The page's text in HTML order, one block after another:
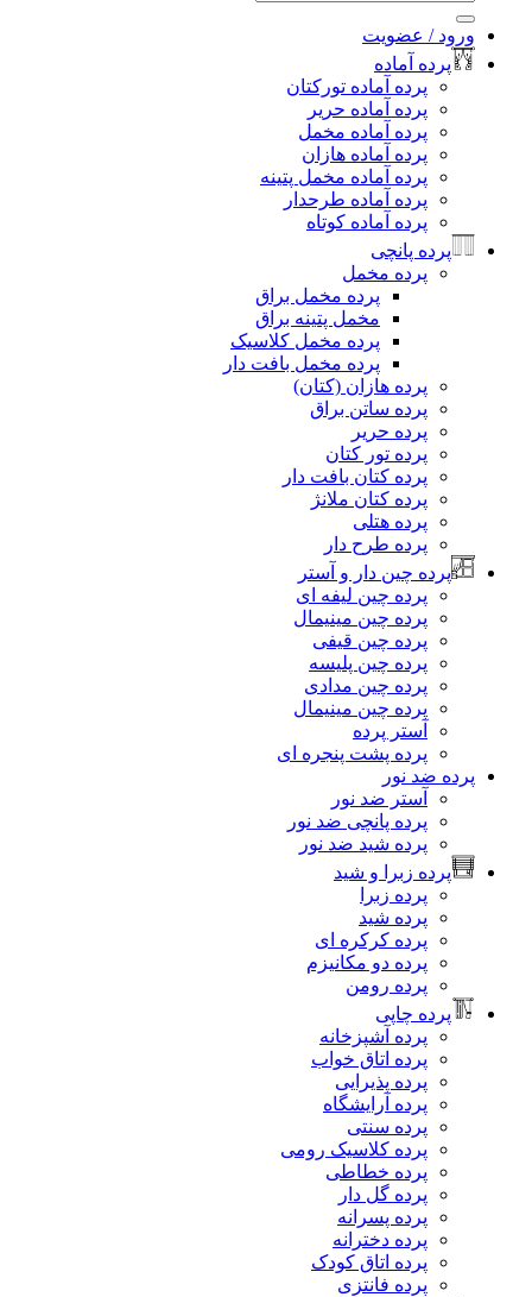
/ عضویت
آماده
پرده آماده تورکتان
پرده آماده حریر
پرده آماده مخمل
پرده آماده هازان
پرده آماده مخمل پتینه
پرده آماده طرحدار
پرده آماده کوتاه
پانچی
پرده مخمل
پرده مخمل براق
مخمل پتینه براق
پرده مخمل کلاسیک
پرده مخمل بافت دار
پرده هازان (کتان)
پرده ساتن براق
پرده حریر
پرده تور کتان
پرده کتان بافت دار
پرده کتان ملانژ
پرده هتلی
پرده طرح دار
چین دار و آستر
پرده چین لیفه ای
پرده چین مینیمال
پرده چین قیفی
پرده چین پلیسه
پرده چین مدادی
پرده چین مینیمال
آستر پرده
پرده پشت پنجره ای
ضد نور
آستر ضد نور
پرده پانچی ضد نور
پرده شید ضد نور
زبرا و شید
پرده زبرا
پرده شید
پرده کرکره ای
پرده دو مکانیزم
پرده رومن
چاپی
پرده آشپزخانه
پرده اتاق خواب
پرده پذیرایی
پرده آرایشگاه
پرده سنتی
پرده کلاسیک رومی
پرده خطاطی
پرده گل دار
پرده پسرانه
پرده دخترانه
پرده اتاق کودک
پرده فانتزی